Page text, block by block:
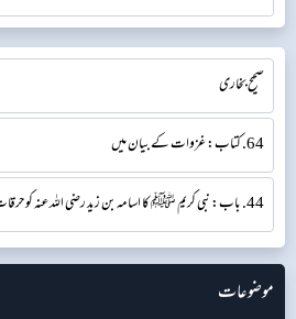
صحیح بخاری
64. کتاب: غزوات کے بیان میں
44. باب: نبی کریم ﷺ کا اسامہ بن زید رضی اللہ عنہ کو حرقات کے مقابلہ پر بھیجنا
موضوعات